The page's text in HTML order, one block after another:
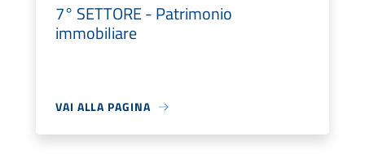
7° SETTORE - Patrimonio
immobiliare
VAI ALLA PAGINA